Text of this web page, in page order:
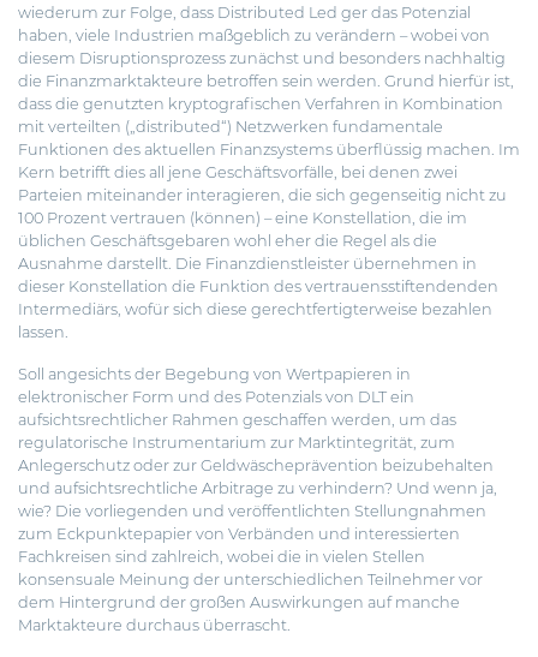
wiederum zur Folge, dass Distributed Led ger das Potenzial
haben, viele Industrien maßgeblich zu verändern – wobei von
diesem Disruptionsprozess zunächst und besonders nachhaltig
die Finanzmarktakteure betroffen sein werden. Grund hierfür ist,
dass die genutzten kryptografischen Verfahren in Kombination
mit verteilten („distributed“) Netzwerken fundamentale
Funktionen des aktuellen Finanzsystems überflüssig machen. Im
Kern betrifft dies all jene Geschäftsvorfälle, bei denen zwei
Parteien miteinander interagieren, die sich gegenseitig nicht zu
100 Prozent vertrauen (können) – eine Konstellation, die im
üblichen Geschäftsgebaren wohl eher die Regel als die
Ausnahme darstellt. Die Finanzdienstleister übernehmen in
dieser Konstellation die Funktion des vertrauensstiftendenden
Intermediärs, wofür sich diese gerechtfertigterweise bezahlen
lassen.
Soll angesichts der Begebung von Wertpapieren in
elektronischer Form und des Potenzials von DLT ein
aufsichtsrechtlicher Rahmen geschaffen werden, um das
regulatorische Instrumentarium zur Marktintegrität, zum
Anlegerschutz oder zur Geldwäscheprävention beizubehalten
und aufsichtsrechtliche Arbitrage zu verhindern? Und wenn ja,
wie? Die vorliegenden und veröffentlichten Stellungnahmen
zum Eckpunktepapier von Verbänden und interessierten
Fachkreisen sind zahlreich, wobei die in vielen Stellen
konsensuale Meinung der unterschiedlichen Teilnehmer vor
dem Hintergrund der großen Auswirkungen auf manche
Marktakteure durchaus überrascht.